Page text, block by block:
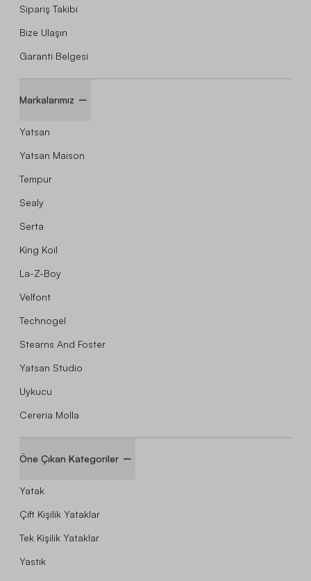
Sipariş Takibi
Bize Ulaşın
Garanti Belgesi
Markalarımız
Yatsan
Yatsan Maison
Tempur
Sealy
Serta
King Koil
La-Z-Boy
Velfont
Technogel
Stearns And Foster
Yatsan Studio
Uykucu
Cereria Molla
Öne Çıkan Kategoriler
Yatak
Çift Kişilik Yataklar
Tek Kişilik Yataklar
Yastık